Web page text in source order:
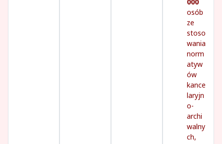
osób
ze
stoso
wania
norm
atyw
ów
kance
laryjn
o-
archi
walny
ch,